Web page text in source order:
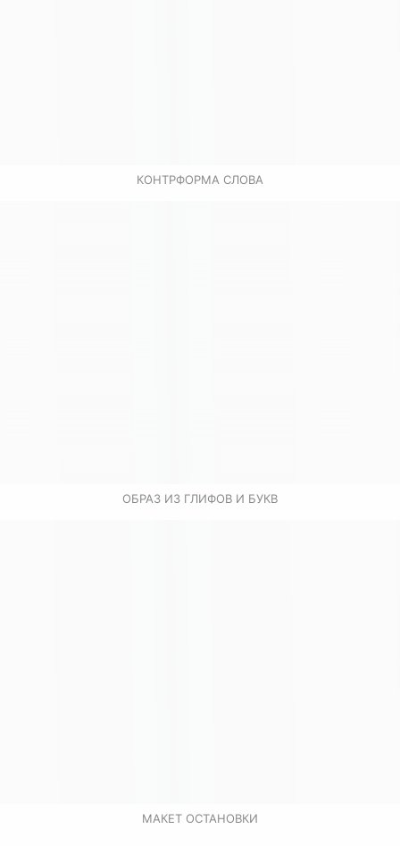
КОНТРФОРМА СЛОВА
ОБРАЗ ИЗ ГЛИФОВ И БУКВ
МАКЕТ ОСТАНОВКИ